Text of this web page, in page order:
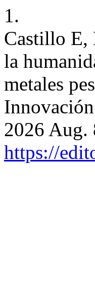
1.
Castillo E,
la
metales
2026
https://